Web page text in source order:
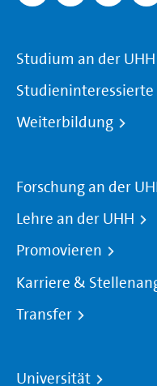
Studium an der UHH
Studieninteressierte
Weiterbildung
Forschung an der
Lehre an der UHH
Promovieren
Karriere &
Transfer
Universität